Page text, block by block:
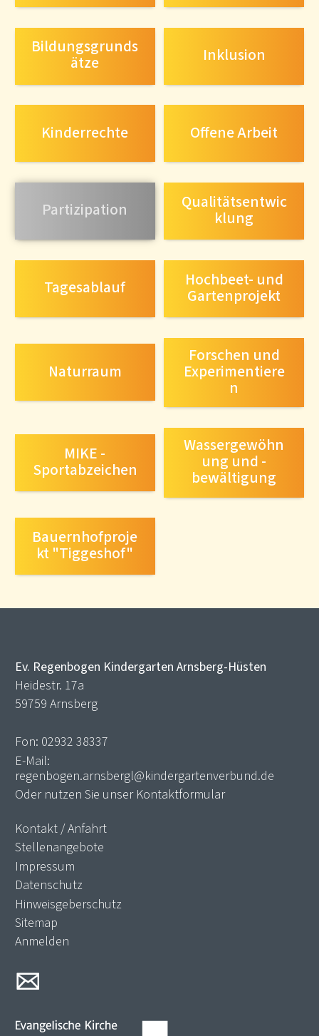
Bildungsgrunds
ätze Inklusion
Kinderrechte Offene Arbeit
Partizipation Qualitätsentwic
klung
Tagesablauf Hochbeet- und
Gartenprojekt
Naturraum
Forschen und
Experimentiere
n
MIKE -
Sportabzeichen
Wassergewöhn
ung und -
bewältigung
Bauernhofproje
kt "Tiggeshof"
Ev. Regenbogen Kindergarten Arnsberg-Hüsten
Heidestr. 17a
59759 Arnsberg
Fon: 02932 38337
E-Mail:
regenbogen.arnsbergl@kindergartenverbund.de
Oder nutzen Sie unser Kontaktformular
Kontakt / Anfahrt
Stellenangebote
Impressum
Datenschutz
Hinweisgeberschutz
Sitemap
Anmelden